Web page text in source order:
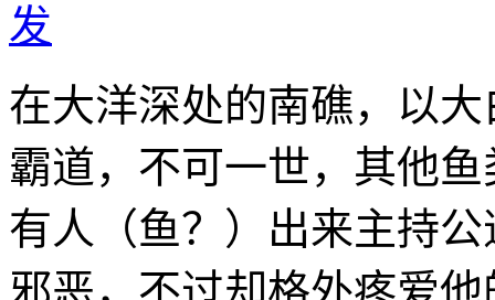
发
在大洋深处的南礁，以
霸道，不可一世，其他
有人（鱼？）出来主持
邪恶，不过却格外疼爱